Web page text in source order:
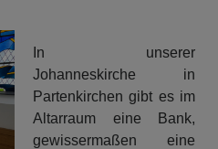
In unserer
Johanneskirche in
Partenkirchen gibt es im
Altarraum eine Bank,
gewissermaßen eine